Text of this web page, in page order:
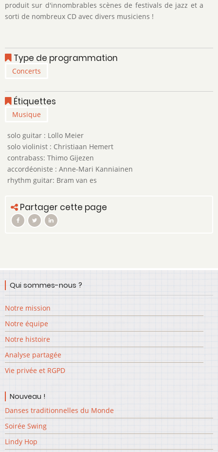
produit sur d'innombrables scènes de festivals de jazz et a
sorti de nombreux CD avec divers musiciens !
Type de programmation
Concerts
Étiquettes
Musique
solo guitar : Lollo Meier
solo violinist : Christiaan Hemert
contrabass: Thimo Gijezen
accordéoniste : Anne-Mari Kanniainen
rhythm guitar: Bram van es
Partager cette page
Qui sommes-nous ?
Notre mission
Notre équipe
Notre histoire
Analyse partagée
Vie privée et RGPD
Nouveau !
Danses traditionnelles du Monde
Soirée Swing
Lindy Hop